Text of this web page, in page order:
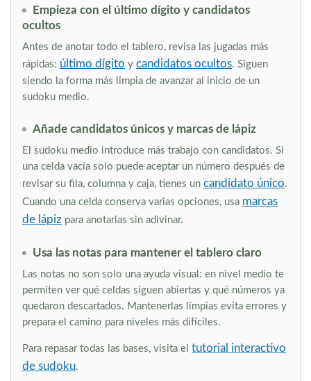
Empieza con el último dígito y candidatos
ocultos
Antes de anotar todo el tablero, revisa las jugadas más
rápidas: último dígito y candidatos ocultos. Siguen
siendo la forma más limpia de avanzar al inicio de un
sudoku medio.
Añade candidatos únicos y marcas de lápiz
El sudoku medio introduce más trabajo con candidatos. Si
una celda vacía solo puede aceptar un número después de
revisar su fila, columna y caja, tienes un candidato único.
Cuando una celda conserva varias opciones, usa marcas
de lápiz para anotarlas sin adivinar.
Usa las notas para mantener el tablero claro
Las notas no son solo una ayuda visual: en nivel medio te
permiten ver qué celdas siguen abiertas y qué números ya
quedaron descartados. Mantenerlas limpias evita errores y
prepara el camino para niveles más difíciles.
Para repasar todas las bases, visita el tutorial interactivo
de sudoku.